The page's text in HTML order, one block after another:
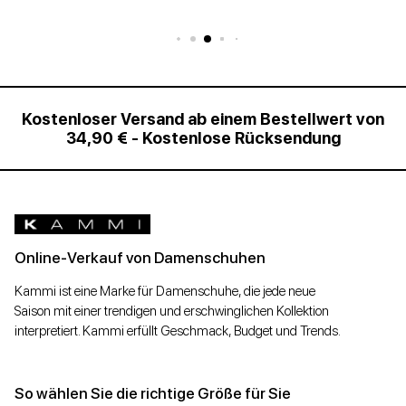
Kostenloser Versand ab einem Bestellwert von
34,90 € - Kostenlose Rücksendung
Online-Verkauf von Damenschuhen
Kammi ist eine Marke für Damenschuhe, die jede neue
Saison mit einer trendigen und erschwinglichen Kollektion
interpretiert. Kammi erfüllt Geschmack, Budget und Trends.
So wählen Sie die richtige Größe für Sie